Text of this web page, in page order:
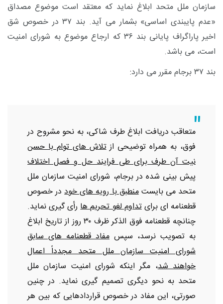
سازمان ملل متحد ابلاغ نماید که معتقد است موضوع مصداق
«عدم پایبندی اساسی» بشمار می آید. بند ۳۷ در خصوص شق
اخیر پاراگراف پایانی بند ۳۶ که ارجاع موضوع به شورای امنیت
است، می باشد.
بند ۳۷ برجام مقرر می دارد:
متعاقب دریافت ابلاغ طرف شاکی، به نحو مشروح در
فوق، به همراه توضیحی ازتلاش های توام با حسن
نیت آن طرف برای طی فرایند حل و فصل اختلاف
پیش بینی شده در برجام، شورای امنیت سازمان ملل
متحد می بایستمنطبق با رویه های خوددر خصوص
قطعنامه ای برایتداوم لغو تحریم هارأی گیری نماید.
چنانچه قطعنامه فوق الذکر ظرف ۳۰ روز از تاریخ ابلاغ
به تصویب نرسد، سپس مفاد قطعنامه های سابق
شورای امنیت سازمان ملل متحد مجدداً اعمال
خواهند شد، مگر اینکه شورای امنیت سازمان ملل
متحد به نحو دیگری تصمیم گیری نماید. در چنین
صورتی، این مفاد در خصوص قراردادهایی که بین هر